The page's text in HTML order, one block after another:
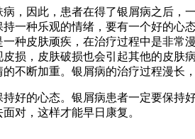
，因此，患者在得了银屑病之后
一种乐观的情绪，要有一个好的
种皮肤顽疾，在治疗过程中是非常
损，皮肤破损也会引起其他的皮肤
不断加重。银屑病的治疗过程漫长
好的心态。银屑病患者一定要保
对，这样才能早日康复。